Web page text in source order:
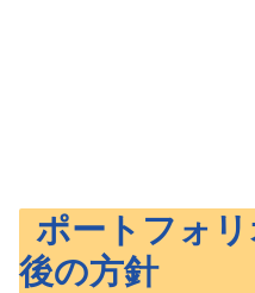
ポートフォ
後の方針